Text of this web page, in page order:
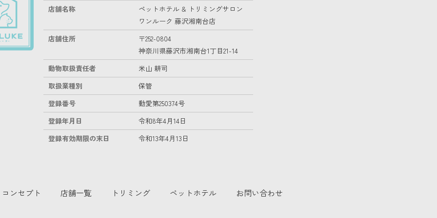
店舗名称
ペットホテル & トリミングサロン
ワンルーク 藤沢湘南台店
店舗住所
〒252-0804
神奈川県藤沢市湘南台1丁目21-14
動物取扱責任者
米山 耕司
取扱業種別
保管
登録番号
動愛第250374号
登録年月日
令和8年4月14日
登録有効期限の末日
令和13年4月13日
コンセプト 店舗一覧 トリミング ペットホテル お問い合わせ